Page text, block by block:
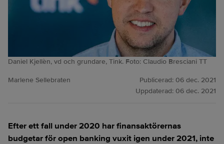
Daniel Kjellèn, vd och grundare, Tink. Foto: Claudio Bresciani TT
Marlene Sellebraten Publicerad: 06 dec. 2021
Uppdaterad: 06 dec. 2021
Efter ett fall under 2020 har finansaktörernas
budgetar för open banking vuxit igen under 2021, inte